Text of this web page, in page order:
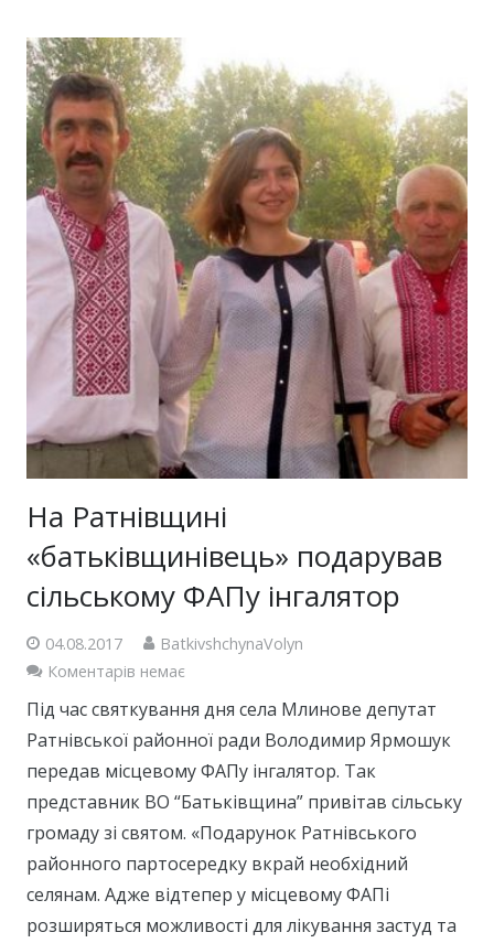
На Ратнівщині
«батьківщинівець» подарував
сільському ФАПу інгалятор
04.08.2017
BatkivshchynaVolyn
Коментарів немає
Під час святкування дня села Млинове депутат
Ратнівської районної ради Володимир Ярмошук
передав місцевому ФАПу інгалятор. Так
представник ВО “Батьківщина” привітав сільську
громаду зі святом. «Подарунок Ратнівського
районного партосередку вкрай необхідний
селянам. Адже відтепер у місцевому ФАПі
розширяться можливості для лікування застуд та